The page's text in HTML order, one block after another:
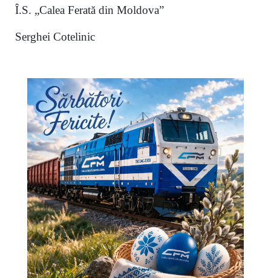
Î.S. „Calea Ferată din Moldova”
Serghei Cotelinic